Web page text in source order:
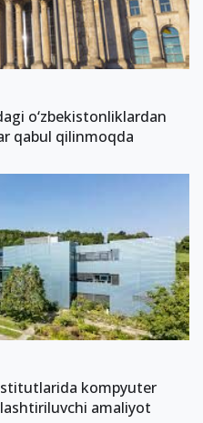
o‘zbekistonliklardan
qabul qilinmoqda
kompyuter
amaliyot